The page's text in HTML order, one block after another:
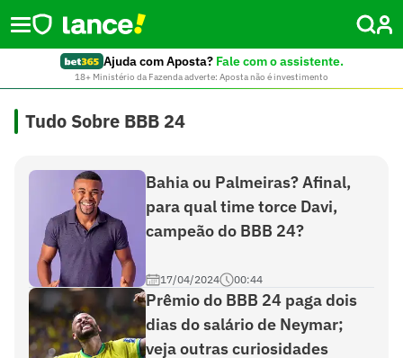
Ajuda com Aposta? Fale com o assistente.
18+ Ministério da Fazenda adverte: Aposta não é investimento
Tudo Sobre BBB 24
Bahia ou Palmeiras? Afinal,
para qual time torce Davi,
campeão do BBB 24?
17/04/2024 00:44
Prêmio do BBB 24 paga dois
dias do salário de Neymar;
veja outras curiosidades